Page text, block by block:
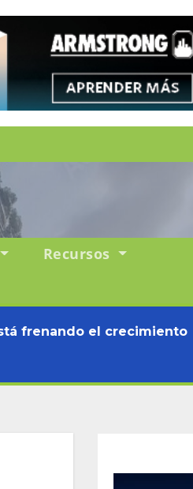
Recursos
frenando el crecimiento